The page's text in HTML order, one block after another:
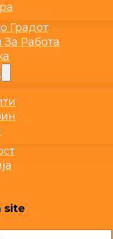
Градот
За Работа
site